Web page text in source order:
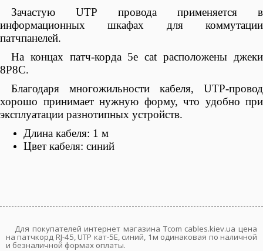
Зачастую UTP провода применяется в
информационных шкафах для коммутации
патчпанелей.
На концах патч-корда 5e cat расположены джеки
8P8C.
Благодаря многожильности кабеля, UTP-провод
хорошо принимает нужную форму, что удобно при
эксплуатации разнотипных устройств.
Длина кабеля: 1 м
Цвет кабеля: синий
Для покупателей интернет магазина Tcom cables.kiev.ua цена
на патчкорд RJ-45, UTP кат-5E, синий, 1м одинаковая по наличной
и безналичной формах оплаты.